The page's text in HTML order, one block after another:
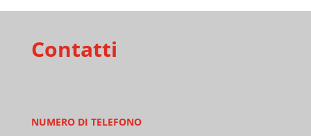
Contatti
NUMERO DI TELEFONO